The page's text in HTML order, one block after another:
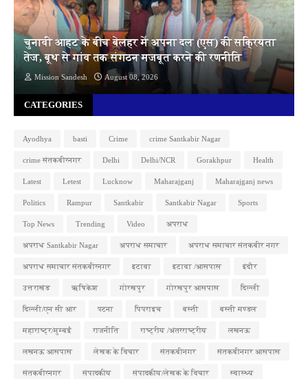
चुनावी आहट के बीच बेलहर में अपना दल (एस) की सक्रियता
तेज, बूथ से गांव तक संगठन मजबूत करने की रणनीति
Mission Sandesh August 08, 2026
CATEGORIES
Ayodhya basti Crime crime Santkabir Nagar
crime संतकबीरनगर Delhi Delhi/NCR Gorakhpur Health
Latest Letest Lucknow Maharajganj Maharajganj news
Politics Rampur Santkabir Santkabir Nagar Sports
Top News Trending Video अपराध
अपराध Santkabir Nagar अपराध समाचार अपराध समाचार संतकबीर नगर
अपराध समाचार संतकबीरनगर इटावा इटावा /आसपास इंदौर
उत्तराखंड ऋषिकेश गोरखपुर गोरखपुर आसपास दिल्ली
दिल्ली/एन सी आर पटना पिपराइच बस्ती बस्ती मण्डल
महाराष्ट्र/मुम्बई राजनीति राष्ट्रीय /अंतरराष्ट्रीय लखनऊ
लखनऊ आसपास लेखक के विचार संतकबीनगर संतकबीनगर आसपास
संतकबीरनगर संपादकीय संपादकीय/लेखक के विचार स्वास्थ्य